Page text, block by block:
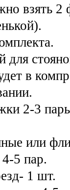
взять 2
для
в
2-3
или
5 пар.
1 шт.